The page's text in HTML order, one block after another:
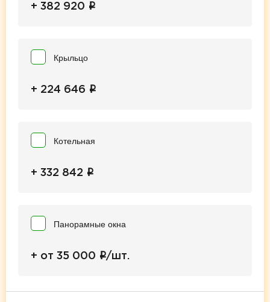
+ 382 920 i
Крыльцо
+ 224 646 i
Котельная
+ 332 842 i
Панорамные окна
+ от 35 000 i/шт.